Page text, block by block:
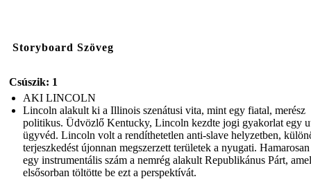
Storyboard Szöveg
Csúszik: 1
AKI LINCOLN
Lincoln alakult ki a Illinois szenátusi vita, mint egy fiatal, merész
politikus. Üdvözlő Kentucky, Lincoln kezdte jogi gyakorlat egy
ügyvéd. Lincoln volt a rendíthetetlen anti-slave helyzetben,
terjeszkedést újonnan megszerzett területek a nyugati.
egy instrumentális szám a nemrég alakult Republikánus Párt,
elsősorban töltötte be ezt a perspektívát.